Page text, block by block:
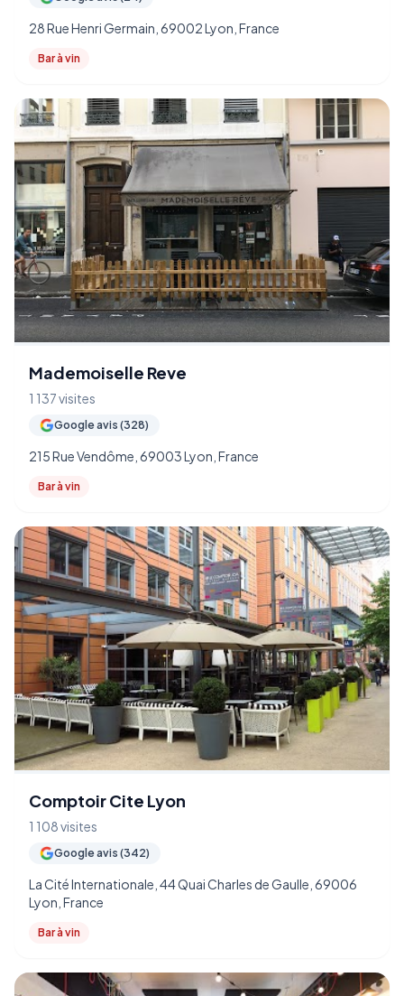
28 Rue Henri Germain, 69002 Lyon, France
Bar à vin
Mademoiselle Reve
1 137 visites
Google avis (328)
215 Rue Vendôme, 69003 Lyon, France
Bar à vin
Comptoir Cite Lyon
1 108 visites
Google avis (342)
La Cité Internationale, 44 Quai Charles de Gaulle, 69006
Lyon, France
Bar à vin